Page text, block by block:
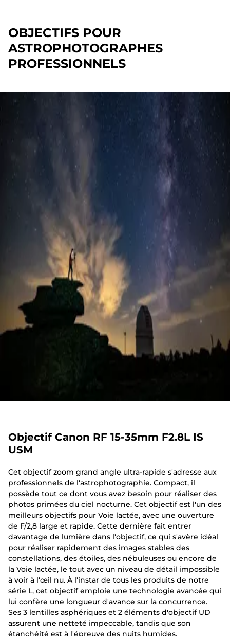
OBJECTIFS POUR
ASTROPHOTOGRAPHES
PROFESSIONNELS
Objectif Canon RF 15-35mm F2.8L IS
USM
Cet objectif zoom grand angle ultra-rapide s'adresse aux
professionnels de l'astrophotographie. Compact, il
possède tout ce dont vous avez besoin pour réaliser des
photos primées du ciel nocturne. Cet objectif est l'un des
meilleurs objectifs pour Voie lactée, avec une ouverture
de F/2,8 large et rapide. Cette dernière fait entrer
davantage de lumière dans l'objectif, ce qui s'avère idéal
pour réaliser rapidement des images stables des
constellations, des étoiles, des nébuleuses ou encore de
la Voie lactée, le tout avec un niveau de détail impossible
à voir à l'œil nu. À l'instar de tous les produits de notre
série L, cet objectif emploie une technologie avancée qui
lui confère une longueur d'avance sur la concurrence.
Ses 3 lentilles asphériques et 2 éléments d'objectif UD
assurent une netteté impeccable, tandis que son
étanchéité est à l'épreuve des nuits humides.